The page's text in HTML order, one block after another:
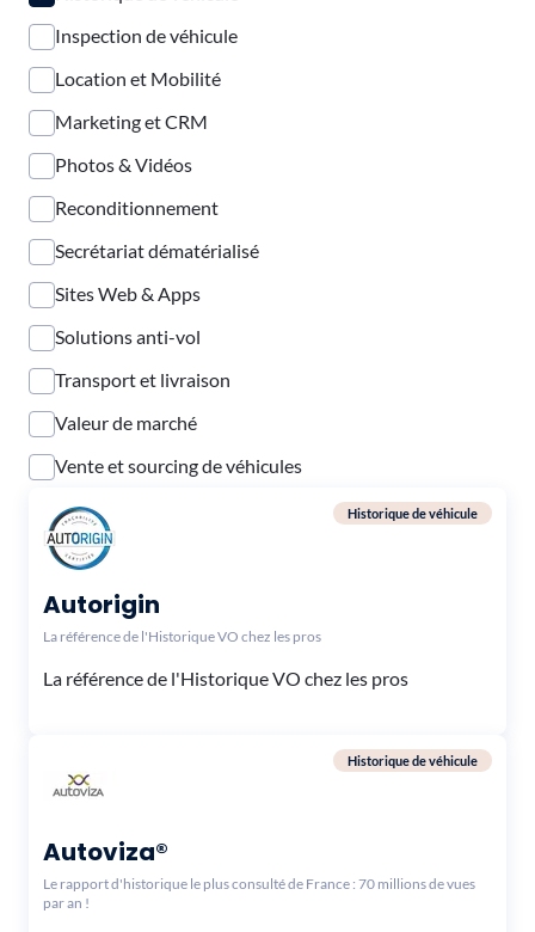
Inspection de véhicule
Location et Mobilité
Marketing et CRM
Photos & Vidéos
Reconditionnement
Secrétariat dématérialisé
Sites Web & Apps
Solutions anti-vol
Transport et livraison
Valeur de marché
Vente et sourcing de véhicules
Historique de véhicule
Autorigin
La référence de l'Historique VO chez les pros
La référence de l'Historique VO chez les pros
Historique de véhicule
Autoviza®
Le rapport d'historique le plus consulté de France : 70 millions de vues
par an !